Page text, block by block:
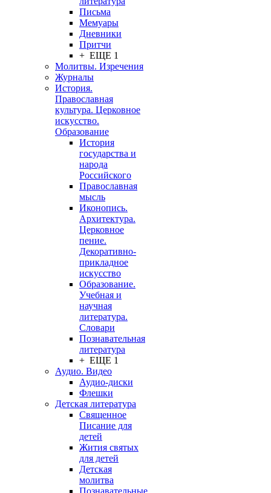
Письма
Мемуары
Дневники
Притчи
+ ЕЩЕ 1
Молитвы. Изречения
Журналы
История.
Православная
культура. Церковное
искусство.
Образование
История
государства и
народа
Российского
Православная
мысль
Иконопись.
Архитектура.
Церковное
пение.
Декоративно-
прикладное
искусство
Образование.
Учебная и
научная
литература.
Словари
Познавательная
литература
+ ЕЩЕ 1
Аудио. Видео
Аудио-диски
Флешки
Детская литература
Священное
Писание для
детей
Жития святых
для детей
Детская
молитва
Познавательные